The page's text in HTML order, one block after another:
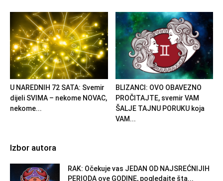
U NAREDNIH 72 SATA: Svemir
dijeli SVIMA – nekome NOVAC,
nekome...
BLIZANCI: OVO OBAVEZNO
PROČITAJTE, svemir VAM
ŠALJE TAJNU PORUKU koja
VAM...
Izbor autora
RAK: Očekuje vas JEDAN OD NAJSREĆNIJIH
PERIODA ove GODINE, pogledajte šta...